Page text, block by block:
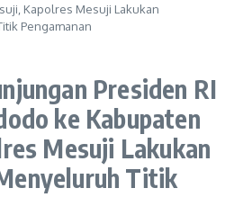
Kapolres Mesuji Lakukan
Pengamanan
Presiden RI
ke Kabupaten
Mesuji Lakukan
Titik